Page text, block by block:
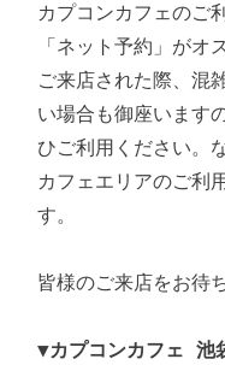
カプコンカフェのご
「ネット予約」がオ
ご来店された際、混
い場合も御座います
ひご利用ください。
カフェエリアのご利
す。
皆様のご来店をお待
▼カプコンカフェ 池